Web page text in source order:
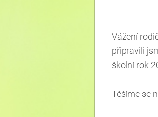
Vážení
připravili
školní rok
Těšíme se